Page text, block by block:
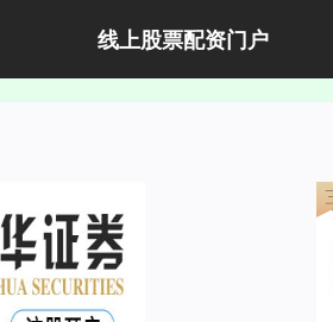
线上股票配资门户